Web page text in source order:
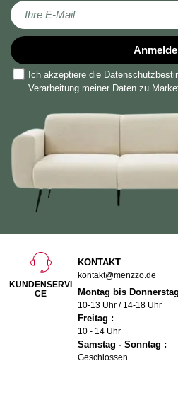
Melden Sie sich für unseren Newsletter an:
Ich akzeptiere die
Verarbeitung meiner Daten zu
KUNDENSERVI
CE
KONTAKT
kontakt@menzzo.de
Montag bis
10-13 Uhr / 14-18 Uhr
Freitag :
10 - 14 Uhr
Samstag - Sonntag :
Geschlossen